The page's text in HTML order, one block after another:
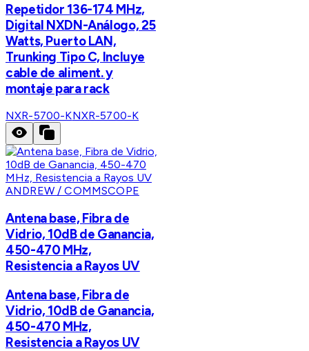
Repetidor 136-174 MHz,
Digital NXDN-Análogo, 25
Watts, Puerto LAN,
Trunking Tipo C, Incluye
cable de aliment. y
montaje para rack
NXR-5700-KNXR-5700-K
ANDREW / COMMSCOPE
Antena base, Fibra de
Vidrio, 10dB de Ganancia,
450-470 MHz,
Resistencia a Rayos UV
Antena base, Fibra de
Vidrio, 10dB de Ganancia,
450-470 MHz,
Resistencia a Rayos UV